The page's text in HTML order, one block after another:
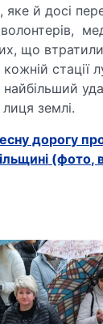
яке й досі
що
стації
найбільший
лиця землі.
дорогу
(фото,